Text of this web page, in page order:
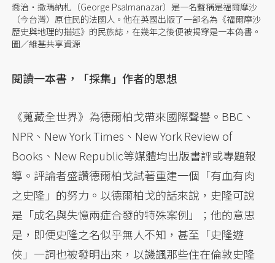
喬治・撒瑪納札（George Psalmanazar）是一名聲稱是福爾摩沙
（今台灣）原住民的法國人。他在英國出版了一部名為《福爾摩沙
歷史與地理的描述》的民族誌，在幾年之後便被揭穿是一本偽書。
圖／維基共享資源
閱讀一本書，「採集」作者的思想
《蒐藏全世界》為德爾柏戈帶來國際聲譽。BBC、
NPR、New York Times、New York Review of
Books、New Republic等媒體均出版書評或專題報
導。評論者盛讚德爾柏戈試著重建一個「有血有肉
之史隆」的努力。以德爾柏戈的話來說，史隆可說
是「成名與失憶兩症合發的特殊案例」；他的意思
是，即便史隆之名似乎無人不知，甚至「史隆遊
俠」一詞也被發明出來，以譏諷那些住在倫敦史隆